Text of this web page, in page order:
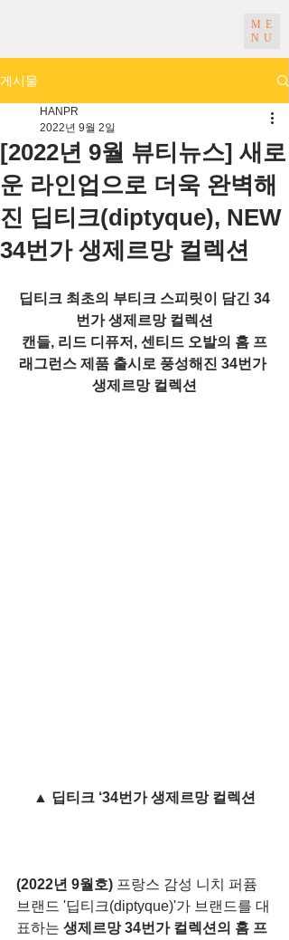
ME
NU
게시물
[2022년 9월 뷰티뉴스] 새로
운 라인업으로 더욱 완벽해
진 딥티크(diptyque), NEW
34번가 생제르망 컬렉션
HANPR
2022년 9월 2일
딥티크 최초의 부티크 스피릿이 담긴 34
번가 생제르망 컬렉션
캔들, 리드 디퓨저, 센티드 오발의 홈 프
래그런스 제품 출시로 풍성해진 34번가
생제르망 컬렉션
▲ 딥티크 ‘34번가 생제르망 컬렉션
(2022년 9월호) 프랑스 감성 니치 퍼퓸
브랜드 '딥티크(diptyque)'가 브랜드를 대
표하는 생제르망 34번가 컬렉션의 홈 프